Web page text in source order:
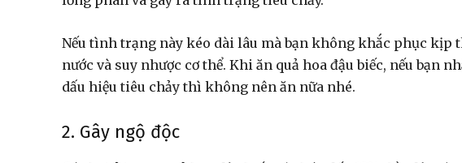
Nếu tình trạng này kéo dài lâu mà bạn không khắc phục kịp
nước và suy nhược cơ thể. Khi ăn quả hoa đậu biếc, nếu bạn
dấu hiệu tiêu chảy thì không nên ăn nữa nhé.
2. Gây ngộ độc